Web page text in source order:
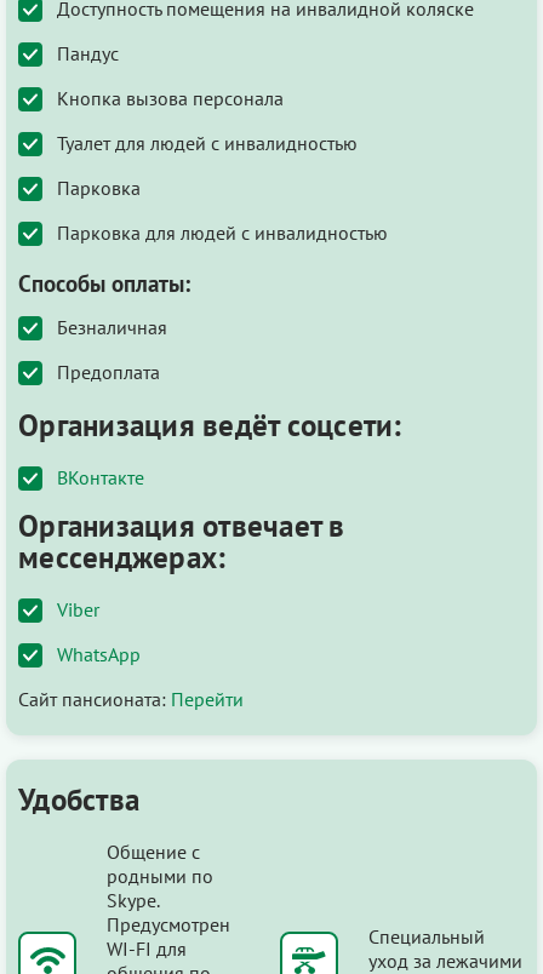
Доступность помещения на инвалидной коляске
Пандус
Кнопка вызова персонала
Туалет для людей с инвалидностью
Парковка
Парковка для людей с инвалидностью
Способы оплаты:
Безналичная
Предоплата
Организация ведёт соцсети:
ВКонтакте
Организация отвечает в
мессенджерах:
Viber
WhatsApp
Сайт пансионата: Перейти
Удобства
Общение с
родными по
Skype.
Предусмотрен
WI-FI для
Специальный
уход за лежачими